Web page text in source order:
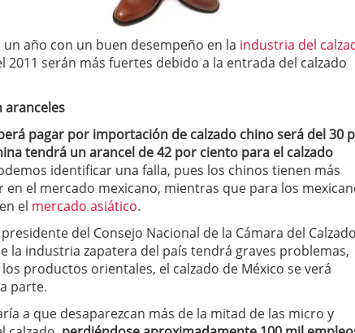
de control de asistencia julio 17, 2025
un seguro de auto económico?
el año la economía mexicana; predicciones y avances
2024
año con un buen desempeño en la industria del
2011 serán más fuertes debido a la entrada del calzado
aranceles
pagar por importación de calzado chino será del 30
tendrá un arancel de 42 por ciento para el calzado
identificar una falla, pues los chinos tienen más
el mercado mexicano, mientras que para los
el mercado asiático.
del Consejo Nacional de la Cámara del Calzado
la industria zapatera del país tendrá graves problemas,
productos orientales, el calzado de México se verá
parte.
a que desaparezcan más de la mitad de las micro y